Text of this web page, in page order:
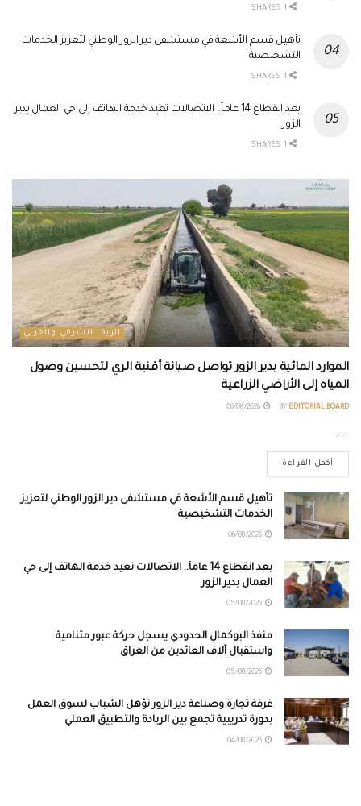
تأهيل قسم الأشعة في مستشفى دير الزور الوطني لتعزيز الخدمات
التشخيصية
بعد انقطاع 14 عاماً.. الاتصالات تعيد خدمة الهاتف إلى حي العمال بدير
الزور
الريف الشرقي والغربي
الموارد المائية بدير الزور تواصل صيانة أقنية الري لتحسين وصول
المياه إلى الأراضي الزراعية
BY EDITORIAL BOARD
...
أكمل القراءة
تأهيل قسم الأشعة في مستشفى دير الزور الوطني لتعزيز
الخدمات التشخيصية
بعد انقطاع 14 عاماً.. الاتصالات تعيد خدمة الهاتف إلى حي
العمال بدير الزور
منفذ البوكمال الحدودي يسجل حركة عبور متنامية
واستقبال آلاف العائدين من العراق
غرفة تجارة وصناعة دير الزور تؤهل الشباب لسوق العمل
بدورة تدريبية تجمع بين الريادة والتطبيق العملي